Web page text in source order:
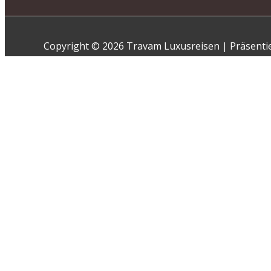
Copyright © 2026 Travam Luxusreisen |